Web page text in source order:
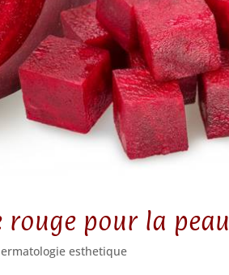
rouge pour la peau
esthetique